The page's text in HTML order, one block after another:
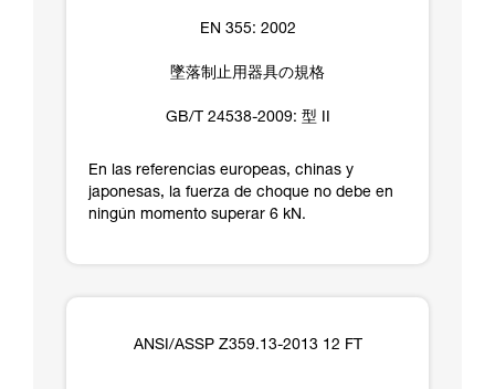
EN 355: 2002
墜落制止用器具の規格
GB/T 24538-2009: 型 II
En las referencias europeas, chinas y
japonesas, la fuerza de choque no debe en
ningún momento superar 6 kN.
ANSI/ASSP Z359.13-2013 12 FT